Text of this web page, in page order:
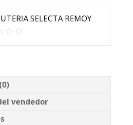
SELECTA REMOY
vendedor